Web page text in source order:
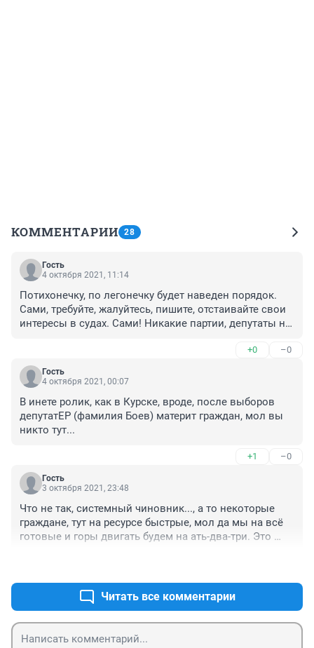
КОММЕНТАРИИ 28
Гость
4 октября 2021, 11:14
Потихонечку, по легонечку будет наведен порядок.
Сами, требуйте, жалуйтесь, пишите, отстаивайте свои
интересы в судах. Сами! Никакие партии, депутаты не
+0 –0
Гость
4 октября 2021, 00:07
В инете ролик, как в Курске, вроде, после выборов
депутатЕР (фамилия Боев) материт граждан, мол вы
никто тут...
+1 –0
Гость
3 октября 2021, 23:48
Что не так, системный чиновник..., а то некоторые
граждане, тут на ресурсе быстрые, мол да мы на всё
готовые и горы двигать будем на ать-два-три. Это
Читать все комментарии